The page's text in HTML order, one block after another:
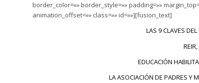
border_color=»» border_style=»» padding=»»
animation_offset=»» class=»» id=»»][fusion_text]
LAS 9 CLAVES
EDUCACIÓN
LA ASOCIACIÓN DE PADRES Y